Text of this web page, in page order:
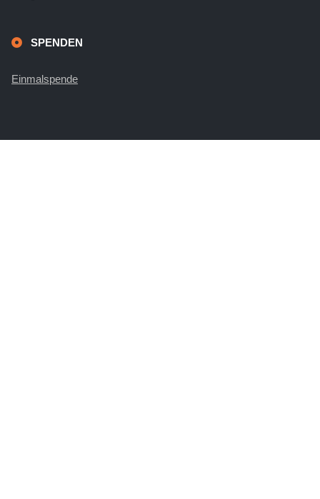
SPENDEN
Einmalspende